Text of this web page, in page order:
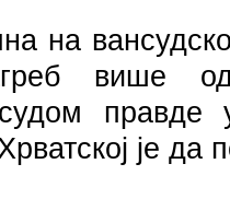
на
више
правде
је да